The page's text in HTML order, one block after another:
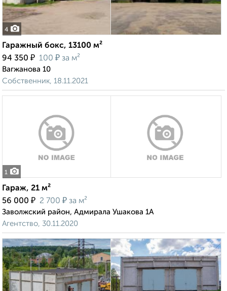
4
Гаражный бокс, 13100 м²
94 350 ₽ 100 ₽ за м²
Вагжанова 10
Собственник, 18.11.2021
1
Гараж, 21 м²
56 000 ₽ 2 700 ₽ за м²
Заволжский район, Адмирала Ушакова 1А
Агентство, 30.11.2020